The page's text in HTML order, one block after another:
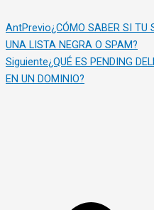
AntPrevio¿CÓMO SABER SI TU
UNA LISTA NEGRA O SPAM?
Siguiente¿QUÉ ES PENDING
EN UN DOMINIO?